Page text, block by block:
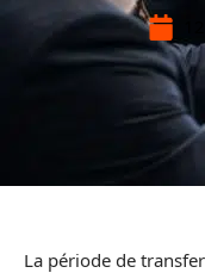
La période de